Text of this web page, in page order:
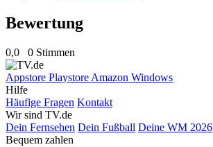
Bewertung
0,0 0 Stimmen
Appstore Playstore Amazon Windows
Hilfe
Häufige Fragen Kontakt
Wir sind TV.de
Dein Fernsehen Dein Fußball Deine WM 2026
Bequem zahlen